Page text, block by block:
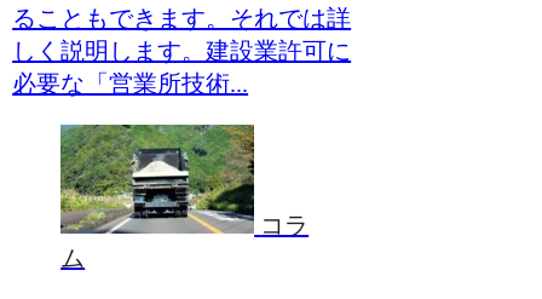
ることもできます。それでは詳
しく説明します。建設業許可に
必要な「営業所技術...
コラ
ム